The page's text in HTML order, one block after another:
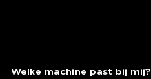
Welke machine past bij mij?